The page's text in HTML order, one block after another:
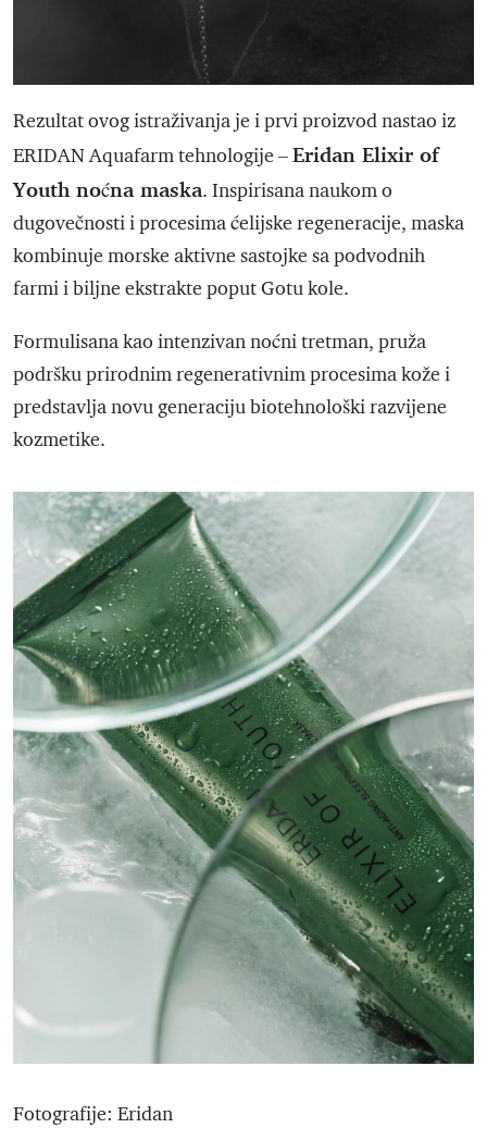
Rezultat ovog istraživanja je i prvi proizvod nastao iz
ERIDAN Aquafarm tehnologije –Eridan Elixir of
Youth noćna maska. Inspirisana naukom o
dugovečnosti i procesima ćelijske regeneracije, maska
kombinuje morske aktivne sastojke sa podvodnih
farmi i biljne ekstrakte poput Gotu kole.
Formulisana kao intenzivan noćni tretman, pruža
podršku prirodnim regenerativnim procesima kože i
predstavlja novu generaciju biotehnološki razvijene
kozmetike.
Fotografije: Eridan